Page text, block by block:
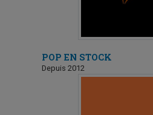
POP EN STOCK
Depuis 2012